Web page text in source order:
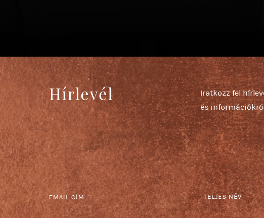
Hírlevél
Iratkozz fel
és
EMAIL CÍM TELJES NÉV